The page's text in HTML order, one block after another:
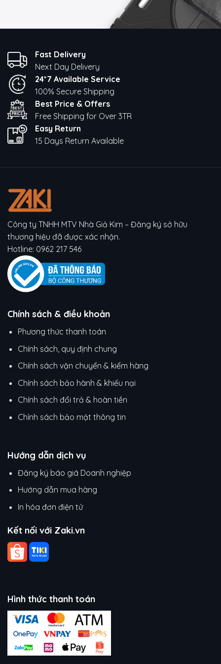
Fast Delivery
Next Day Delivery
24*7 Available Service
100% Secure Shipping
Best Price & Offers
Free Shipping for Over 3TR
Easy Return
15 Days Return Available
Công ty TNHH MTV Nhà Giả Kim – Đăng ký sở hữu
thương hiệu đã được xác nhận.
Hotline: 0962 217 546
Chính sách & điều khoản
Phương thức thanh toán
Chính sách, quy định chung
Chính sách vận chuyển & kiểm hàng
Chính sách bảo hành & khiếu nại
Chính sách đổi trả & hoàn tiền
Chỉnh sách bảo mật thông tin
Hướng dẫn dịch vụ
Đăng ký báo giá Doanh nghiệp
Hướng dẫn mua hàng
In hóa đơn điện tử
Kết nối với Zaki.vn
Hình thức thanh toán